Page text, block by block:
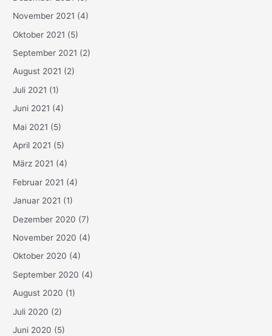
November 2021 (4)
Oktober 2021 (5)
September 2021 (2)
August 2021 (2)
Juli 2021 (1)
Juni 2021 (4)
Mai 2021 (5)
April 2021 (5)
März 2021 (4)
Februar 2021 (4)
Januar 2021 (1)
Dezember 2020 (7)
November 2020 (4)
Oktober 2020 (4)
September 2020 (4)
August 2020 (1)
Juli 2020 (2)
Juni 2020 (5)